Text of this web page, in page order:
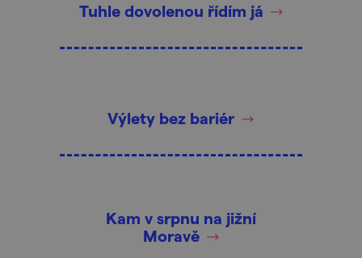
Tuhle dovolenou řídím já
Výlety bez bariér
Kam v srpnu na jižní
Moravě